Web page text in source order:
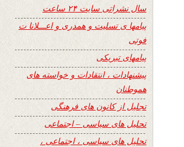
سال نشراتی سایت ۲۴ ساعت
پیامها ی تسلیت و همدری و اعـــلانا ت
فوتی
پیامهای تبریکی
پیشنهادات ، انتقادات و خواسته های
هموطنان
تجلیل از کانون های فرهنگی
تحلیل های سیاسی – اجتماعی
تحلیل های سیاسی ، اجتماعی ،